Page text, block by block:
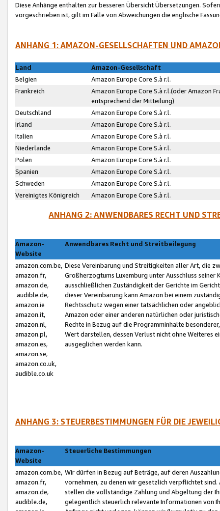
Diese Anhänge enthalten zur besseren Übersicht Übersetzungen.
vorgeschrieben ist, gilt im Falle von Abweichungen die englische
ANHANG 1: AMAZON-GESELLSCHAFTEN UND
Land
Amazon-Gesellschaft
Belgien
Amazon Europe Core S.à r.l.
Frankreich
Amazon Europe Core S.à r.l.(oder Amazon
entsprechend der Mitteilung)
Deutschland
Amazon Europe Core S.à r.l.
Irland
Amazon Europe Core S.à r.l.
Italien
Amazon Europe Core S.à r.l.
Niederlande
Amazon Europe Core S.à r.l.
Polen
Amazon Europe Core S.à r.l.
Spanien
Amazon Europe Core S.à r.l.
Schweden
Amazon Europe Core S.à r.l.
Vereinigtes Königreich
Amazon Europe Core S.à r.l.
ANHANG 2: ANWENDBARES RECHT UND
Amazon-
Website
Anwendbares Recht und Streitbeilegung
amazon.com.be,
amazon.fr,
amazon.de,
audible.de,
amazon.ie
amazon.it,
amazon.nl,
amazon.pl,
amazon.es,
amazon.se,
amazon.co.uk,
audible.co.uk
Diese Vereinbarung und Streitigkeiten aller Art, die
Großherzogtums Luxemburg unter Ausschluss
ausschließlichen Zuständigkeit der Gerichte im
dieser Vereinbarung kann Amazon bei einem
Rechtsschutz wegen einer tatsächlichen oder
Amazon oder einer anderen natürlichen oder
Rechte in Bezug auf die Programminhalte
Wert darstellen, dessen Verlust nicht ohne Weiteres
ausgeglichen werden kann.
ANHANG 3: STEUERBESTIMMUNGEN FÜR DIE
Amazon-
Website
Steuerliche Bestimmungen
amazon.com.be,
amazon.fr,
amazon.de,
audible.de,
Wir dürfen in Bezug auf Beträge, auf deren
vornehmen, zu denen wir gesetzlich verpflichtet
stellen die vollständige Zahlung und Abgeltung der
gelegentlich steuerlich relevante Informationen von